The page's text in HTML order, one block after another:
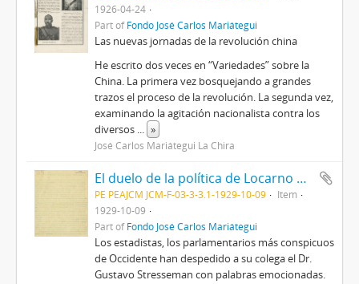
1926-04-24
Part ofFondo José Carlos Mariátegui
Las nuevas jornadas de la revolución china
He escrito dos veces en “Variedades” sobre la
China. La primera vez bosquejando a grandes
trazos el proceso de la revolución. La segunda vez,
examinando la agitación nacionalista contra los
diversos ... »
José Carlos Mariátegui La Chira
El duelo de la política de Locarno o de la Sociedad de las Naciones
PE PEAJCM JCM-F-03-3-3.1-1929-10-09
Item
1929-10-09
Part ofFondo José Carlos Mariátegui
Los estadistas, los parlamentarios más conspicuos
de Occidente han despedido a su colega el Dr.
Gustavo Stresseman con palabras emocionadas.